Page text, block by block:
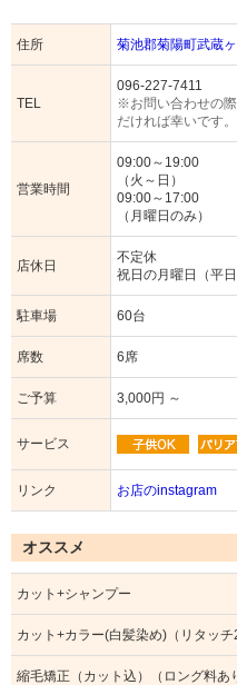
住所 菊池郡菊陽町武蔵
TEL
096-227-7411
※お問い合わせの
だければ幸いです。
営業時間
09:00～19:00
（火～日）
09:00～17:00
（月曜日のみ）
店休日
不定休
祝日の月曜日（平
駐車場 60台
席数 6席
ご予算 3,000円 ～
サービス
リンク お店のinstagram
オススメ
カット+シャンプー
カット+カラー(白髪染め)（リタッチ
縮毛矯正（カット込）（ロング料あ